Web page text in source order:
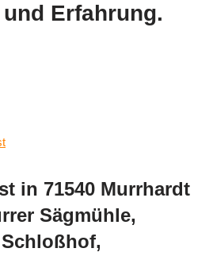
Erfahrung.
in 71540 Murrhardt
Sägmühle,